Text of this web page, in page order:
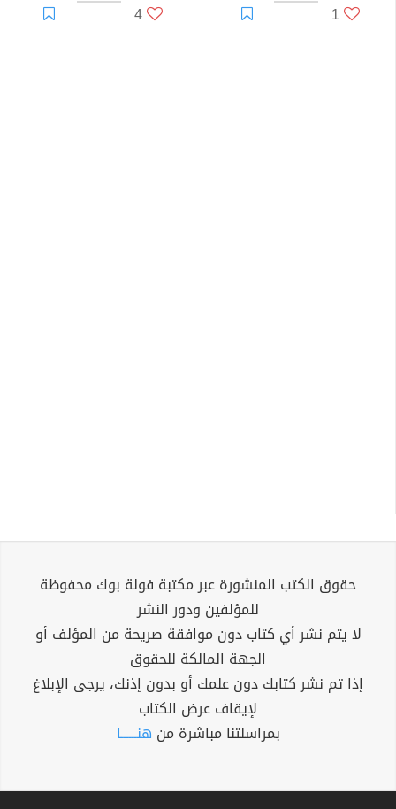
1
4
حقوق الكتب المنشورة عبر مكتبة فولة بوك محفوظة
للمؤلفين ودور النشر
لا يتم نشر أي كتاب دون موافقة صريحة من المؤلف أو
الجهة المالكة للحقوق
إذا تم نشر كتابك دون علمك أو بدون إذنك، يرجى الإبلاغ
لإيقاف عرض الكتاب
بمراسلتنا مباشرة من هنــــــا